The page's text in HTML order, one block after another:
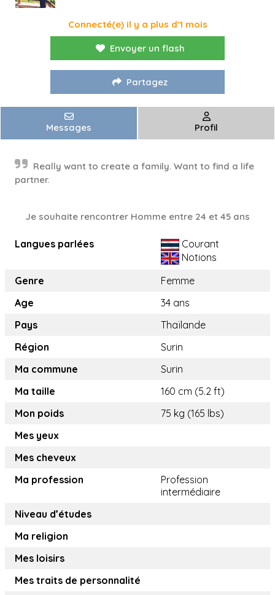
Connecté(e) il y a plus d'1 mois
Envoyer un flash
Partagez
Messages Profil
Really want to create a family. Want to find a life
partner.
Je souhaite rencontrer Homme entre 24 et 45 ans
Langues parlées
Courant
Notions
Genre
Femme
Age
34 ans
Pays
Thaïlande
Région
Surin
Ma commune
Surin
Ma taille
160 cm (5.2 ft)
Mon poids
75 kg (165 lbs)
Mes yeux
Mes cheveux
Ma profession
Profession
intermédiaire
Niveau d’études
Ma religion
Mes loisirs
Mes traits de personnalité